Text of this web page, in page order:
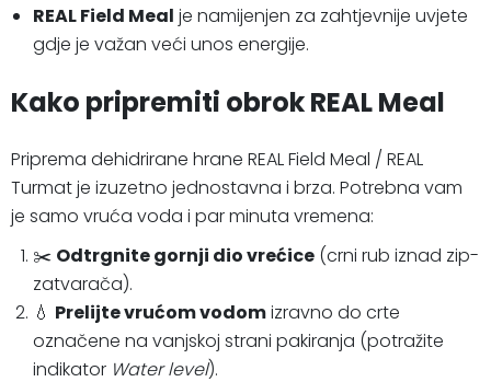
REAL Field Meal je namijenjen za zahtjevnije uvjete
gdje je važan veći unos energije.
Kako pripremiti obrok REAL Meal
Priprema dehidrirane hrane REAL Field Meal / REAL
Turmat je izuzetno jednostavna i brza. Potrebna vam
je samo vruća voda i par minuta vremena:
✂️ Odtrgnite gornji dio vrećice (crni rub iznad zip-
zatvarača).
💧 Prelijte vrućom vodomizravno do crte
označene na vanjskoj strani pakiranja (potražite
indikator Water level).